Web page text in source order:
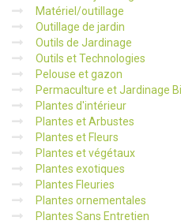
Matériel/outillage
Outillage de jardin
Outils de Jardinage
Outils et Technologies
Pelouse et gazon
Permaculture et Jardinage
Plantes d'intérieur
Plantes et Arbustes
Plantes et Fleurs
Plantes et végétaux
Plantes exotiques
Plantes Fleuries
Plantes ornementales
Plantes Sans Entretien